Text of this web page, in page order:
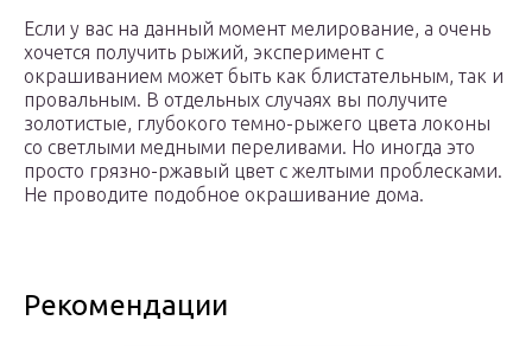
Если у вас на данный момент мелирование, а очень
хочется получить рыжий, эксперимент с
окрашиванием может быть как блистательным, так и
провальным. В отдельных случаях вы получите
золотистые, глубокого темно-рыжего цвета локоны
со светлыми медными переливами. Но иногда это
просто грязно-ржавый цвет с желтыми проблесками.
Не проводите подобное окрашивание дома.
Рекомендации